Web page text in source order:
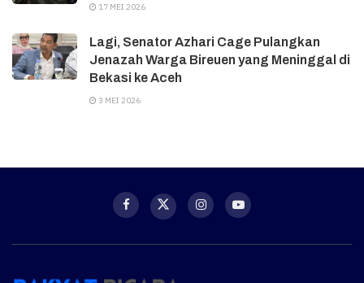
17 MEI 2026
Lagi, Senator Azhari Cage Pulangkan
Jenazah Warga Bireuen yang Meninggal di
Bekasi ke Aceh
3 MEI 2026